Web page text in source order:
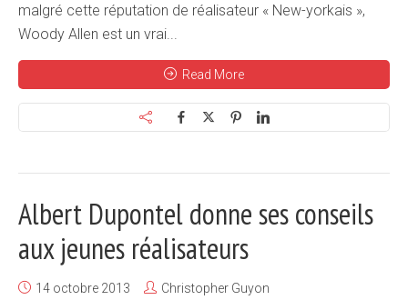
malgré cette réputation de réalisateur « New-yorkais »,
Woody Allen est un vrai...
Read More
Albert Dupontel donne ses conseils
aux jeunes réalisateurs
14 octobre 2013
Christopher Guyon